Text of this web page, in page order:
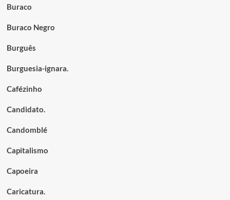
Buraco
Buraco Negro
Burguês
Burguesia-ignara.
Cafézinho
Candidato.
Candomblé
Capitalismo
Capoeira
Caricatura.